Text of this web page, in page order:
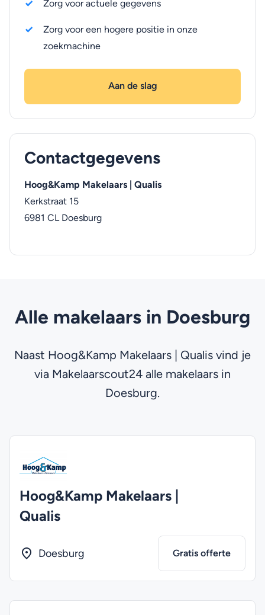
Zorg voor actuele gegevens
Zorg voor een hogere positie in onze
zoekmachine
Aan de slag
Contactgegevens
Hoog&Kamp Makelaars | Qualis
Kerkstraat 15
6981 CL Doesburg
Alle makelaars in Doesburg
Naast Hoog&Kamp Makelaars | Qualis vind je
via Makelaarscout24 alle makelaars in
Doesburg.
Hoog&Kamp Makelaars |
Qualis
Doesburg Gratis offerte